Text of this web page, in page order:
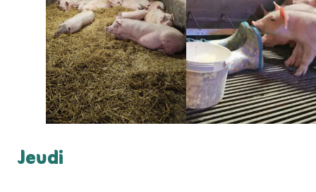
Jeudi